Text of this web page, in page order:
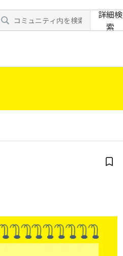
詳細検
索